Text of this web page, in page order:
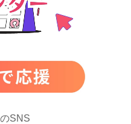
SNS